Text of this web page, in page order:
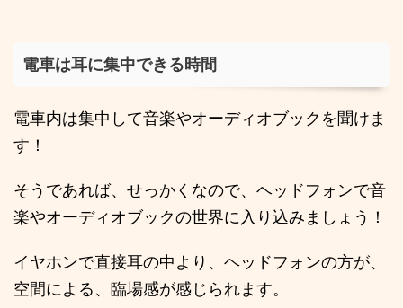
電車は耳に集中できる時間
電車内は集中して音楽やオーディオブックを聞けま
す！
そうであれば、せっかくなので、ヘッドフォンで音
楽やオーディオブックの世界に入り込みましょう！
イヤホンで直接耳の中より、ヘッドフォンの方が、
空間による、臨場感が感じられます。